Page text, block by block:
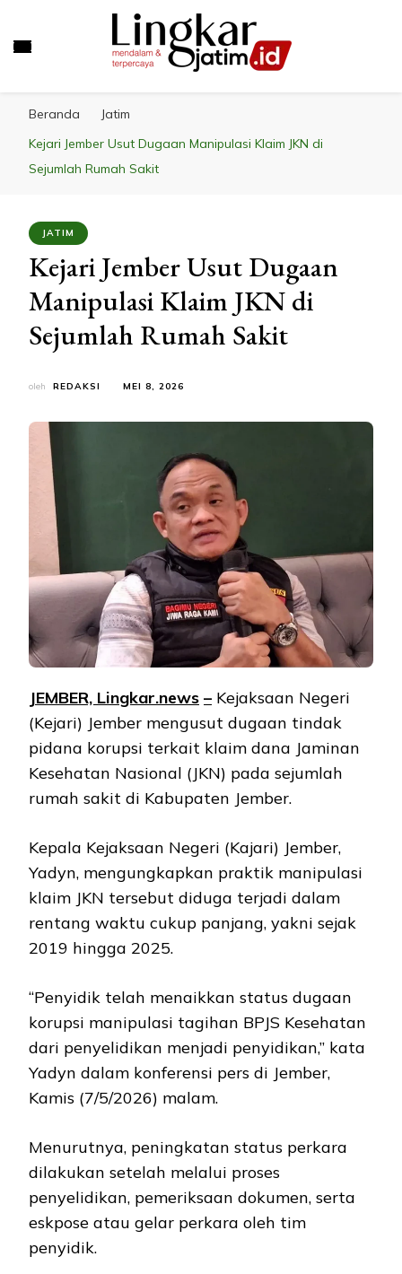
Beranda
Jatim
Kejari Jember Usut Dugaan Manipulasi Klaim JKN di
Sejumlah Rumah Sakit
JATIM
Kejari Jember Usut Dugaan
Manipulasi Klaim JKN di
Sejumlah Rumah Sakit
oleh REDAKSI MEI 8, 2026
JEMBER, Lingkar.news – Kejaksaan Negeri
(Kejari) Jember mengusut dugaan tindak
pidana korupsi terkait klaim dana Jaminan
Kesehatan Nasional (JKN) pada sejumlah
rumah sakit di Kabupaten Jember.
Kepala Kejaksaan Negeri (Kajari) Jember,
Yadyn, mengungkapkan praktik manipulasi
klaim JKN tersebut diduga terjadi dalam
rentang waktu cukup panjang, yakni sejak
2019 hingga 2025.
“Penyidik telah menaikkan status dugaan
korupsi manipulasi tagihan BPJS Kesehatan
dari penyelidikan menjadi penyidikan,” kata
Yadyn dalam konferensi pers di Jember,
Kamis (7/5/2026) malam.
Menurutnya, peningkatan status perkara
dilakukan setelah melalui proses
penyelidikan, pemeriksaan dokumen, serta
eskpose atau gelar perkara oleh tim
penyidik.